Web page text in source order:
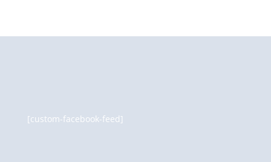
[custom-facebook-feed]